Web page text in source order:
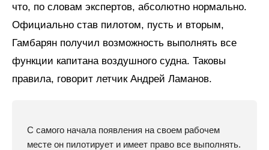
что, по словам экспертов, абсолютно нормально.
Официально став пилотом, пусть и вторым,
Гамбарян получил возможность выполнять все
функции капитана воздушного судна. Таковы
правила, говорит летчик Андрей Ламанов.
С самого начала появления на своем рабочем
месте он пилотирует и имеет право все выполнять.